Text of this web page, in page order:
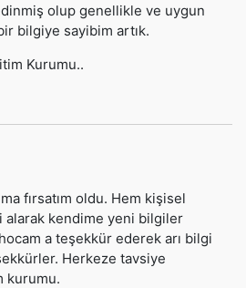
olup genellikle ve uygun
bilgiye sayibim artık.
Kurumu..
fırsatım oldu. Hem kişisel
kendime yeni bilgiler
a teşekkür ederek arı bilgi
Herkeze tavsiye
kurumu.